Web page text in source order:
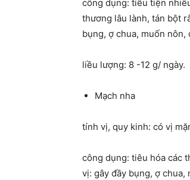
công dụng: tiểu tiện
thương lâu lành, tán bột
bụng, ợ chua, muốn
liều lượng: 8 -12 g/ ngày.
Mạch nha
tính vị, quy kinh: có vị
công dụng: tiêu hóa các
vị: gây đầy bụng, ợ chua,